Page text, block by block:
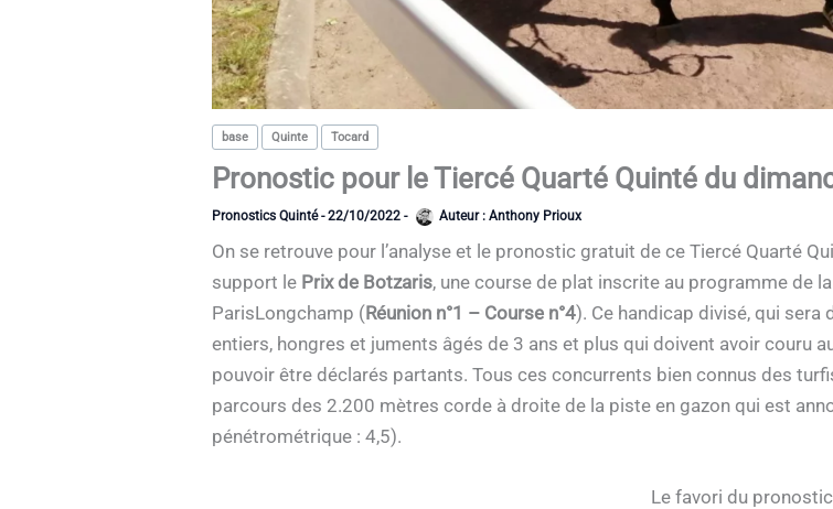
base Quinte Tocard
Pronostic pour le Tiercé Quarté Quinté du
Pronostics Quinté-22/10/2022 - Auteur : Anthony Prioux
On se retrouve pour l’analyse et le pronostic gratuit de ce Tiercé Quarté
support le Prix de Botzaris, une course de plat inscrite au programme de
ParisLongchamp (Réunion n°1 – Course n°4). Ce handicap divisé, qui sera
entiers, hongres et juments âgés de 3 ans et plus qui doivent avoir couru
pouvoir être déclarés partants. Tous ces concurrents bien connus des
parcours des 2.200 mètres corde à droite de la piste en gazon qui est
pénétrométrique : 4,5).
Le favori du pronostic